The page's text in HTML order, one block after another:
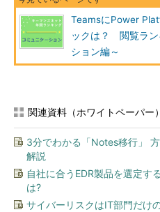
TeamsにPower
ックは？ 閲覧ラン
ション編～
関連資料（ホワイトペーパー）
3分でわかる「Notes移行」
解説
自社に合うEDR製品を選定す
は?
サイバーリスクはIT部門だけ